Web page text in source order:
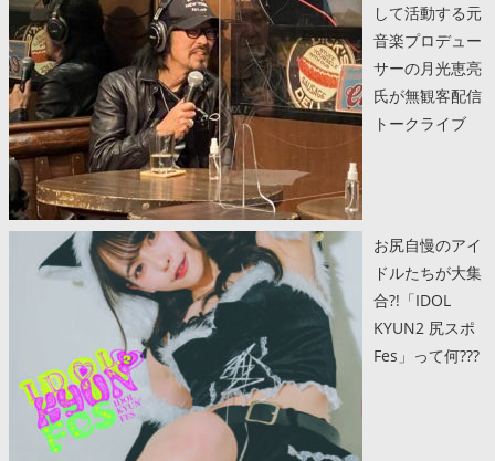
して活動する元
音楽プロデュー
サーの月光恵亮
氏が無観客配信
トークライブ
お尻自慢のアイ
ドルたちが大集
合?!「IDOL
KYUN2 尻スポ
Fes」って何???